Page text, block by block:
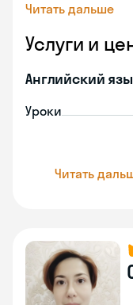
Читать дальше
Услуги и
Английский
Уроки
Читать